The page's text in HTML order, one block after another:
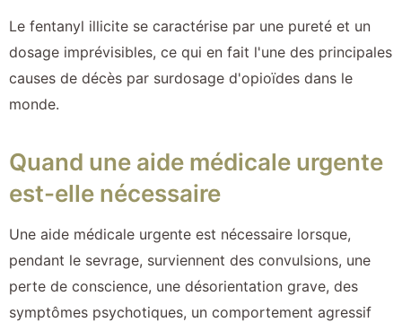
Le fentanyl illicite se caractérise par une pureté et un
dosage imprévisibles, ce qui en fait l'une des principales
causes de décès par surdosage d'opioïdes dans le
monde.
Quand une aide médicale urgente
est-elle nécessaire
Une aide médicale urgente est nécessaire lorsque,
pendant le sevrage, surviennent des convulsions, une
perte de conscience, une désorientation grave, des
symptômes psychotiques, un comportement agressif